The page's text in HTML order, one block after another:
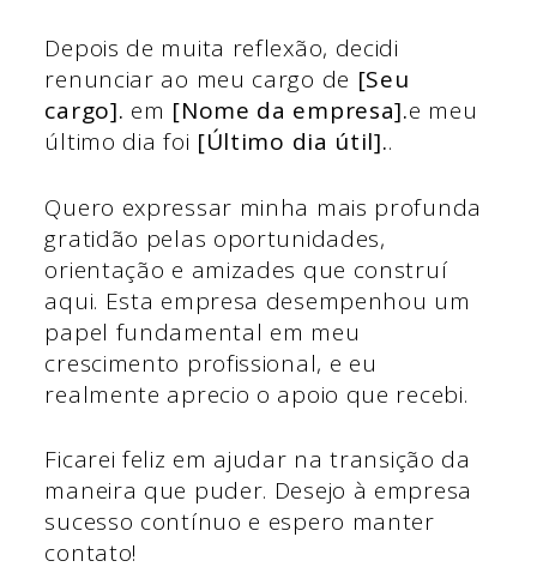
Depois de muita reflexão, decidi
renunciar ao meu cargo de [Seu
cargo]. em [Nome da empresa].e meu
último dia foi [Último dia útil]..
Quero expressar minha mais profunda
gratidão pelas oportunidades,
orientação e amizades que construí
aqui. Esta empresa desempenhou um
papel fundamental em meu
crescimento profissional, e eu
realmente aprecio o apoio que recebi.
Ficarei feliz em ajudar na transição da
maneira que puder. Desejo à empresa
sucesso contínuo e espero manter
contato!